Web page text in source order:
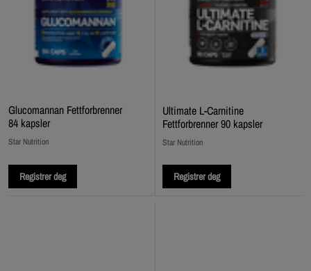
Glucomannan Fettforbrenner
84 kapsler
Star Nutrition
Registrer deg
Ultimate L-Carnitine
Fettforbrenner 90 kapsler
Star Nutrition
Registrer deg